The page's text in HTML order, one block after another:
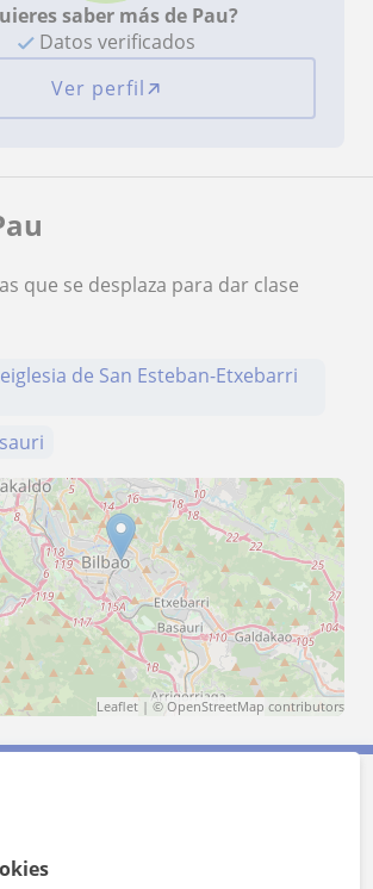
saber más de Pau?
Datos verificados
Ver perfil
que se desplaza para dar clase
de San Esteban-Etxebarri
Leaflet | © OpenStreetMap contributors
Pau